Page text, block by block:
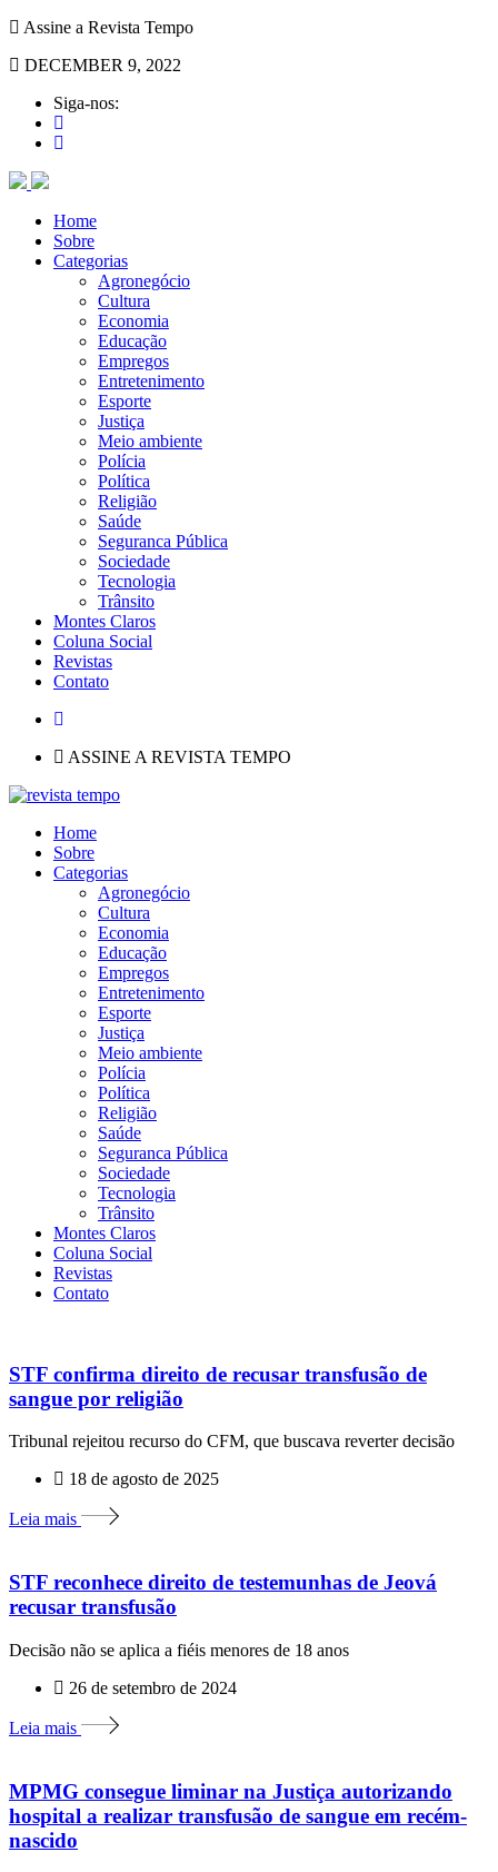
Assine a Revista Tempo
DECEMBER 9, 2022
Siga-nos:
Home
Sobre
Categorias
Agronegócio
Cultura
Economia
Educação
Empregos
Entretenimento
Esporte
Justiça
Meio ambiente
Polícia
Política
Religião
Saúde
Seguranca Pública
Sociedade
Tecnologia
Trânsito
Montes Claros
Coluna Social
Revistas
Contato
ASSINE A REVISTA TEMPO
Home
Sobre
Categorias
Agronegócio
Cultura
Economia
Educação
Empregos
Entretenimento
Esporte
Justiça
Meio ambiente
Polícia
Política
Religião
Saúde
Seguranca Pública
Sociedade
Tecnologia
Trânsito
Montes Claros
Coluna Social
Revistas
Contato
STF confirma direito de recusar transfusão de
sangue por religião
Tribunal rejeitou recurso do CFM, que buscava reverter decisão
18 de agosto de 2025
Leia mais
STF reconhece direito de testemunhas de Jeová
recusar transfusão
Decisão não se aplica a fiéis menores de 18 anos
26 de setembro de 2024
Leia mais
MPMG consegue liminar na Justiça autorizando
hospital a realizar transfusão de sangue em recém-
nascido